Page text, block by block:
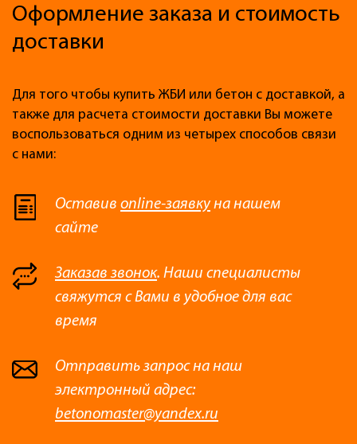
Оформление заказа и стоимость
доставки
Для того чтобы купить ЖБИ или бетон с доставкой, а
также для расчета стоимости доставки Вы можете
воспользоваться одним из четырех способов связи
с нами:
Оставив online-заявкуна нашем
сайте
Заказав звонок. Наши специалисты
свяжутся с Вами в удобное для вас
время
Отправить запрос на наш
электронный адрес:
betonomaster@yandex.ru